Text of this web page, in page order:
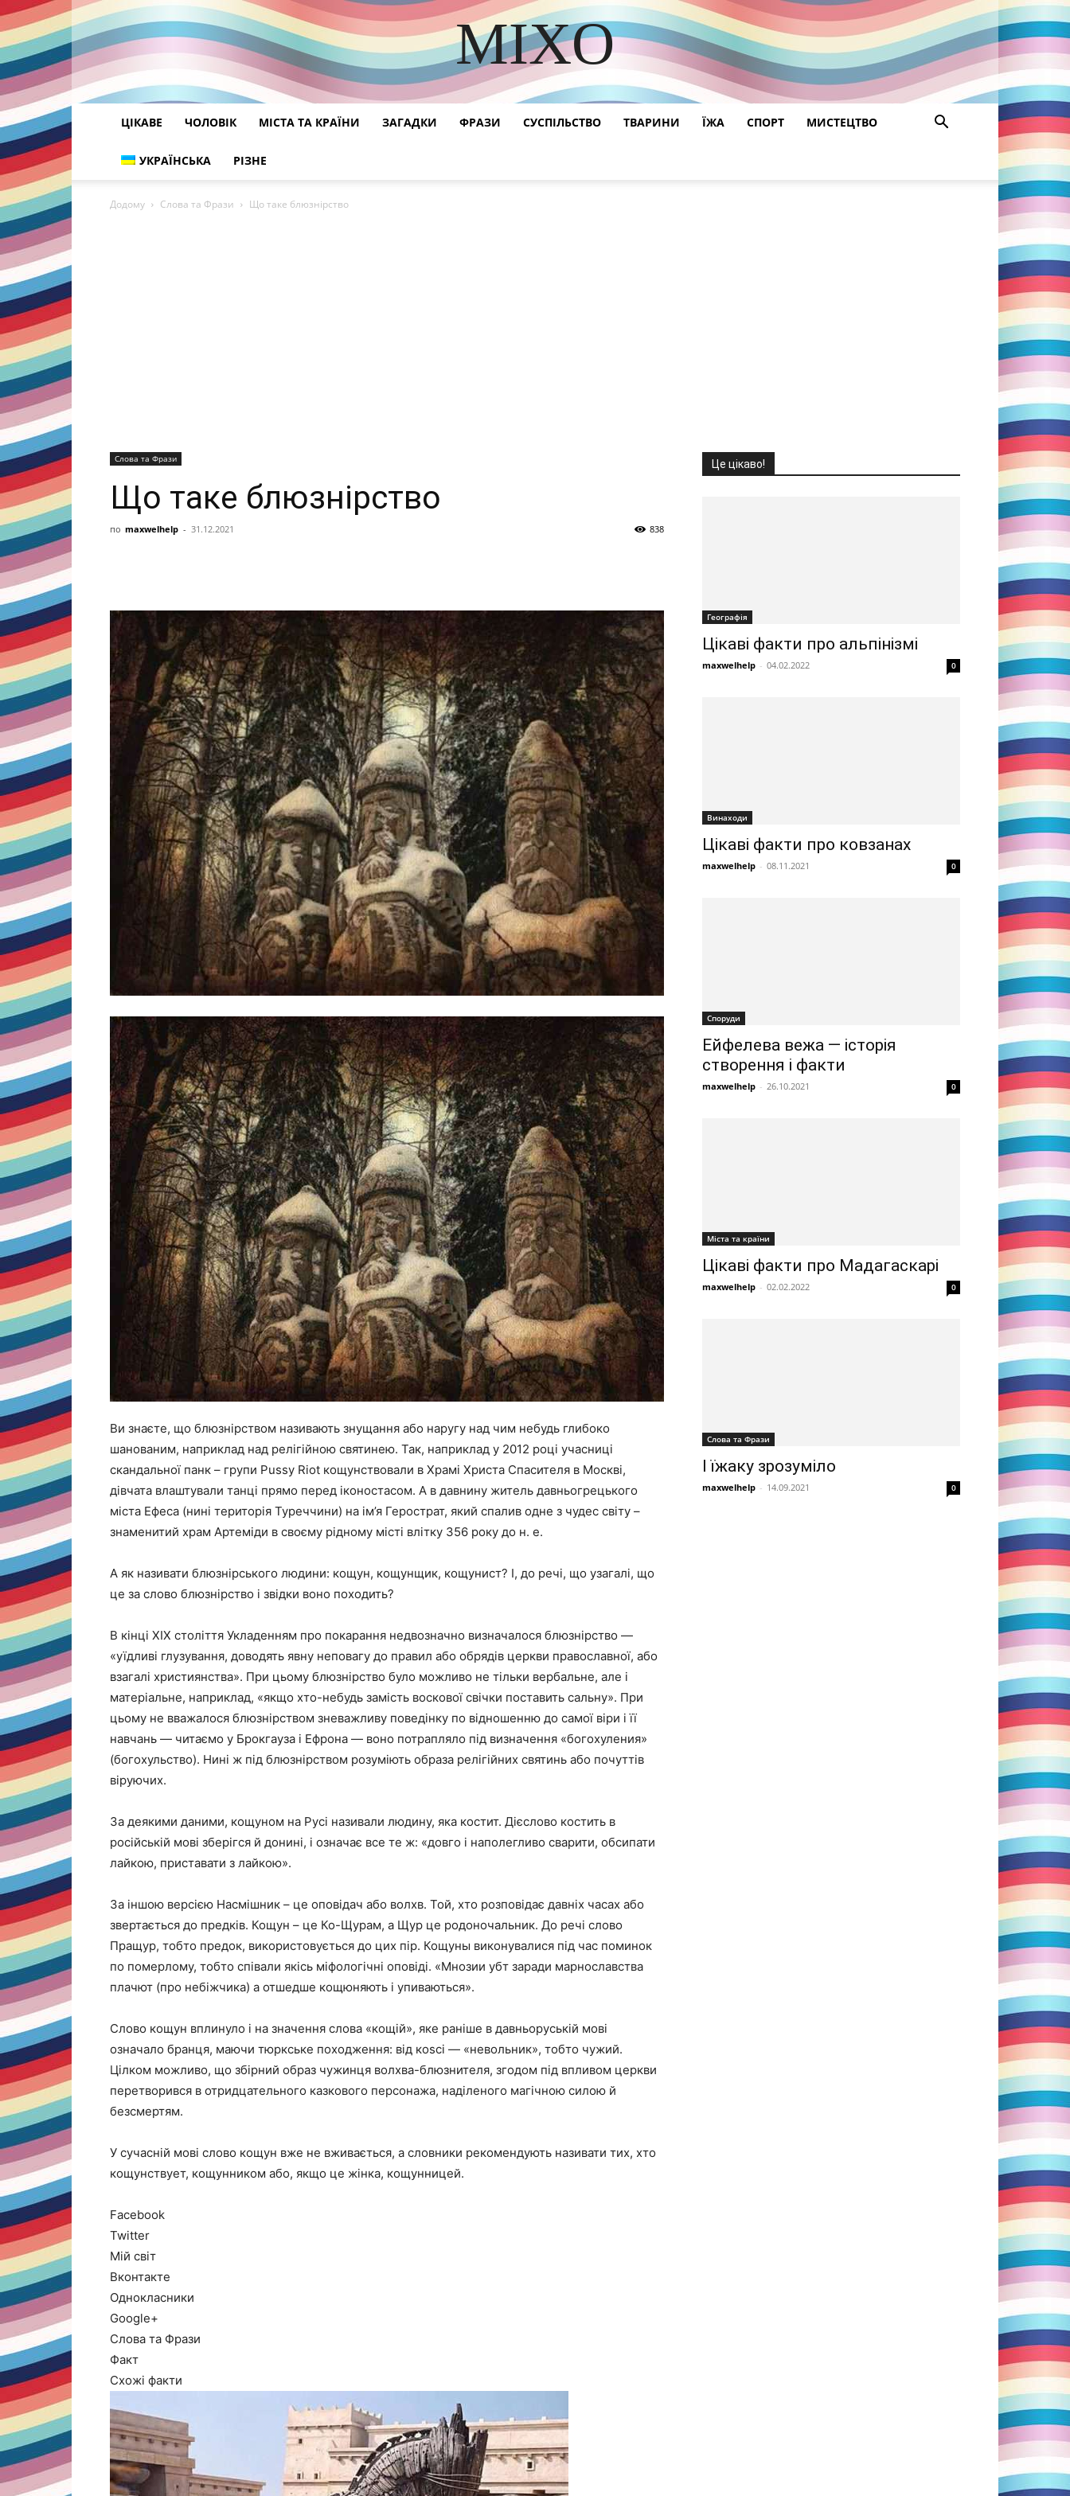
MIXO
DISCOVER THE ART OF PUBLISHING
ЦІКАВЕ ЧОЛОВІК МІСТА ТА КРАЇНИ ЗАГАДКИ ФРАЗИ СУСПІЛЬСТВО ТВАРИНИ ЇЖА СПОРТ МИСТЕЦТВО
УКРАЇНСЬКА РІЗНЕ
Додому Слова та Фрази Що таке блюзнірство
Слова та Фрази
Що таке блюзнірство
по maxwelhelp - 31.12.2021 838
Ви знаєте, що блюзнірством називають знущання або наругу над чим небудь глибоко
шанованим, наприклад над релігійною святинею. Так, наприклад у 2012 році учасниці
скандальної панк – групи Pussy Riot кощунствовали в Храмі Христа Спасителя в Москві,
дівчата влаштували танці прямо перед іконостасом. А в давнину житель давньогрецького
міста Ефеса (нині територія Туреччини) на ім’я Герострат, який спалив одне з чудес світу –
знаменитий храм Артеміди в своєму рідному місті влітку 356 року до н. е.
А як називати блюзнірського людини: кощун, кощунщик, кощунист? І, до речі, що узагалі, що
це за слово блюзнірство і звідки воно походить?
В кінці XIX століття Укладенням про покарання недвозначно визначалося блюзнірство —
«уїдливі глузування, доводять явну неповагу до правил або обрядів церкви православної, або
взагалі християнства». При цьому блюзнірство було можливо не тільки вербальне, але і
матеріальне, наприклад, «якщо хто-небудь замість воскової свічки поставить сальну». При
цьому не вважалося блюзнірством зневажливу поведінку по відношенню до самої віри і її
навчань — читаємо у Брокгауза і Ефрона — воно потрапляло під визначення «богохуления»
(богохульство). Нині ж під блюзнірством розуміють образа релігійних святинь або почуттів
віруючих.
За деякими даними, кощуном на Русі називали людину, яка костит. Дієслово костить в
російській мові зберігся й донині, і означає все те ж: «довго і наполегливо сварити, обсипати
лайкою, приставати з лайкою».
За іншою версією Насмішник – це оповідач або волхв. Той, хто розповідає давніх часах або
звертається до предків. Кощун – це Ко-Щурам, а Щур це родоночальник. До речі слово
Пращур, тобто предок, використовується до цих пір. Кощуны виконувалися під час поминок
по померлому, тобто співали якісь міфологічні оповіді. «Мнозии убт заради марнославства
плачют (про небіжчика) а отшедше кощюняють і упиваються».
Слово кощун вплинуло і на значення слова «кощій», яке раніше в давньоруській мові
означало бранця, маючи тюркське походження: від коѕсі — «невольник», тобто чужий.
Цілком можливо, що збірний образ чужинця волхва-блюзнителя, згодом під впливом церкви
перетворився в отридцательного казкового персонажа, наділеного магічною силою й
безсмертям.
У сучасній мові слово кощун вже не вживається, а словники рекомендують називати тих, хто
кощунствует, кощунником або, якщо це жінка, кощунницей.
Facebook
Twitter
Мій світ
Вконтакте
Однокласники
Google+
Слова та Фрази
Факт
Схожі факти
Це цікаво!
Географія
Цікаві факти про альпінізмі
maxwelhelp - 04.02.2022 0
Винаходи
Цікаві факти про ковзанах
maxwelhelp - 08.11.2021 0
Споруди
Ейфелева вежа — історія
створення і факти
maxwelhelp - 26.10.2021 0
Міста та країни
Цікаві факти про Мадагаскарі
maxwelhelp - 02.02.2022 0
Слова та Фрази
І їжаку зрозуміло
maxwelhelp - 14.09.2021 0